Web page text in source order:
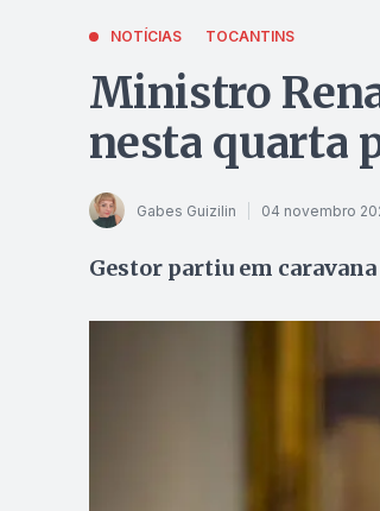
NOTÍCIAS TOCANTINS
Ministro
nesta quarta
Gabes Guizilin 04 novembro
Gestor partiu em